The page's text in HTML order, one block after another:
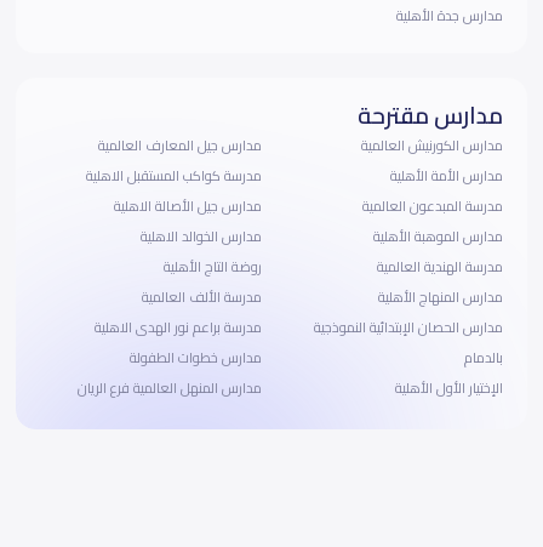
مدارس جدة الأهلية
مدارس مقترحة
مدارس الكورنيش العالمية
مدارس الأمة الأهلية
مدرسة المبدعون العالمية
مدارس الموهبة الأهلية
مدرسة الهندية العالمية
مدارس المنهاج الأهلية‎
مدارس الحصان الإبتدائية النموذجية
بالدمام
الإختيار الأول الأهلية
مدارس جيل المعارف العالمية
مدرسة كواكب المستقبل الاهلية
مدارس جيل الأصالة الاهلية
مدارس الخوالد الاهلية
روضة التاج الأهلية
مدرسة الألف العالمية
مدرسة براعم نور الهدى الاهلية
مدارس خطوات الطفولة
مدارس المنهل العالمية فرع الريان